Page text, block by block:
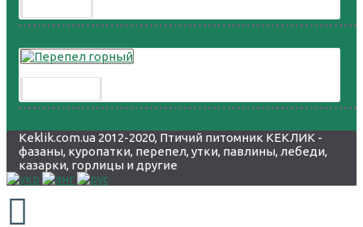
Keklik.com.ua 2012-2020, Птичий питомник КЕКЛИК -
фазаны, куропатки, перепел, утки, павлины, лебеди,
казарки, горлицы и другие